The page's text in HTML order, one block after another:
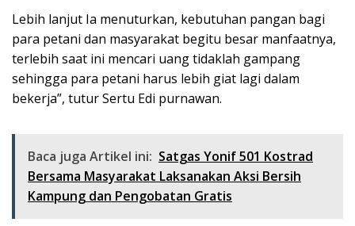
Lebih lanjut Ia menuturkan, kebutuhan pangan bagi
para petani dan masyarakat begitu besar manfaatnya,
terlebih saat ini mencari uang tidaklah gampang
sehingga para petani harus lebih giat lagi dalam
bekerja”, tutur Sertu Edi purnawan.
Baca juga Artikel ini: Satgas Yonif 501 Kostrad
Bersama Masyarakat Laksanakan Aksi Bersih
Kampung dan Pengobatan Gratis